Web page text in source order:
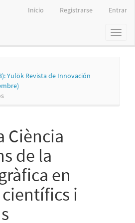
Inicio Registrarse Entrar
Toggle
Yulök Revista de Innovación
Ciència
de la
en
i